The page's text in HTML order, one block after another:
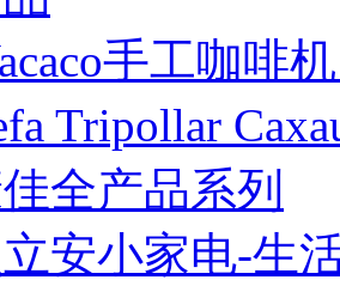
手工咖啡
Tripollar
全产品系列
立安小家电-生